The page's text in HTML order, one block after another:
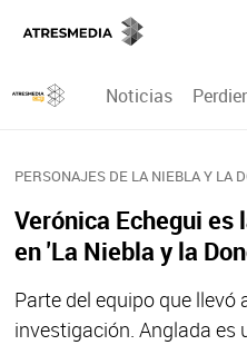
Noticias
PERSONAJES DE LA NIEBLA Y LA
Verónica Echegui es
en 'La Niebla y la
Parte del equipo que llevó
investigación. Anglada es